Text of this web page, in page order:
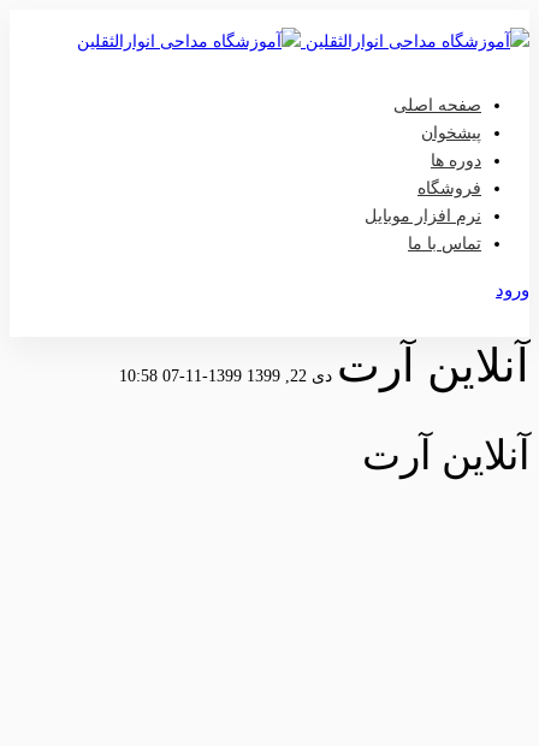
صفحه اصلی
پیشخوان
دوره ها
فروشگاه
نرم افزار موبایل
تماس با ما
ورود
آنلاین آرت دی 22, 1399 1399-11-07 10:58
آنلاین آرت